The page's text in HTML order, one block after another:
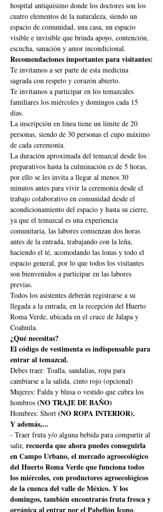
hospital antiquísimo donde los doctores son los
cuatro elementos de la naturaleza, siendo un
espacio de comunidad, una casa, un espacio
visible e invisible que brinda apoyo, contención,
escucha, sanación y amor incondicional.
Recomendaciones importantes para visitantes:
Te invitamos a ser parte de esta medicina
sagrada con respeto y corazón abierto.
Te invitamos a participar en los temazcales
familiares los miércoles y domingos cada 15
días.
La inscripción en línea tiene un límite de 20
personas, siendo de 30 personas el cupo máximo
de cada ceremonia.
La duración aproximada del temazcal desde los
preparativos hasta la culminación es de 5 horas,
por ello se les invita a llegar al menos 30
minutos antes para vivir la ceremonia desde el
trabajo colaborativo en comunidad desde el
acondicionamiento del espacio y hasta su cierre,
ya que el temazcal es una experiencia
comunitaria, las labores comienzan dos horas
antes de la entrada, trabajando con la leña,
haciendo el té, acomodando las lonas y todo el
espacio general, por lo que todos los visitantes
son bienvenidos a participar en las labores
previas.
Todos los asistentes deberán registrarse a su
llegada a la entrada, en la recepción del Huerto
Roma Verde, ubicada en el cruce de Jalapa y
Coahuila.
¿Qué necesitas?
El código de vestimenta es indispensable para
entrar al temazcal.
Debes traer: Toalla, sandalias, ropa para
cambiarse a la salida, cinto rojo (opcional)
Mujeres: Falda y blusa o vestido que cubra los
hombros (NO TRAJE DE BAÑO)
Hombres: Short (NO ROPA INTERIOR).
Y además,...
- Traer fruta y/o alguna bebida para compartir al
salir, recuerda que ahora puedes conseguirla
en Campo Urbano, el mercado agroecológico
del Huerto Roma Verde que funciona todos
los miércoles, con productores agroecológicos
de la cuenca del valle de México. Y los
domingos, también encontrarás fruta fresca y
orgánica al entrar por el Pabellón Icono